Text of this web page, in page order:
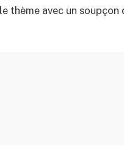
thème avec un soupçon